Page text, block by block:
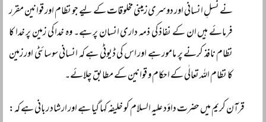
نے نسلِ انسانی اور دوسری زمینی مخلوقات کے لیے جو نظام اور قوانین مقرر
فرمائے ہیں ان کے نفاذ کی ذمہ داری انسان پر ہے۔ وہ خدا کی زمین پر خدا کا
نظام نافذ کرنے پر مامور ہے اور اس کی ڈیوٹی ہے کہ انسانی سوسائٹی اور زمین
کا نظام اللہ تعالٰی کے احکام و قوانین کے مطابق چلائے۔
قرآن کریم میں حضرت داؤد علیہ السلام کو خلیفہ کہا گیا ہے اور ارشاد ربانی ہے کہ: